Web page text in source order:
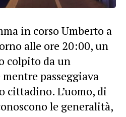
in corso Umberto a
alle ore 20:00, un
colpito da un
passeggiava
cittadino. L’uomo, di
le generalità,